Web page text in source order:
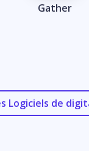
Gather
Logiciels de